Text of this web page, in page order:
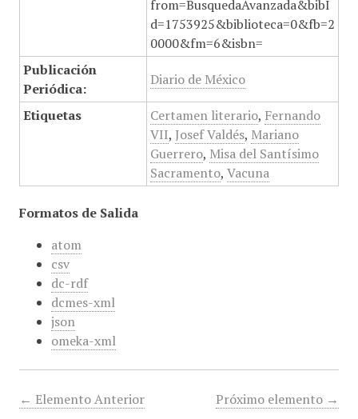
from=BusquedaAvanzada&bibI
d=1753925&biblioteca=0&fb=2
0000&fm=6&isbn=
Publicación
Periódica:
Diario de México
Etiquetas Certamen literario, Fernando
VII, Josef Valdés, Mariano
Guerrero, Misa del Santísimo
Sacramento, Vacuna
Formatos de Salida
atom
csv
dc-rdf
dcmes-xml
json
omeka-xml
← Elemento Anterior Próximo elemento →